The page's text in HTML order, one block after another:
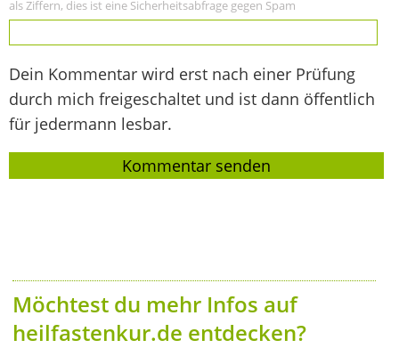
als Ziffern, dies ist eine Sicherheitsabfrage gegen Spam
Dein Kommentar wird erst nach einer Prüfung
durch mich freigeschaltet und ist dann öffentlich
für jedermann lesbar.
Möchtest du mehr Infos auf
heilfastenkur.de entdecken?